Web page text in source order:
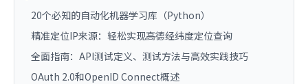
20个必知的自动化机器学习库（Python）
精准定位IP来源：轻松实现高德经纬度定位查询
全面指南：API测试定义、测试方法与高效实践技巧
OAuth 2.0和OpenID Connect概述